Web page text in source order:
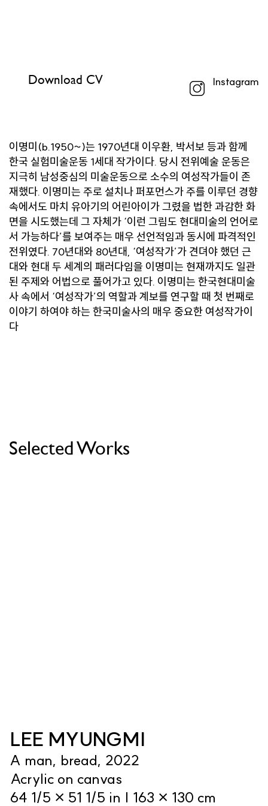
이명미(b.1950~)는 1970년대 이우환, 박서보 등과 함께
한국 실험미술운동 1세대 작가이다. 당시 전위예술 운동은
지극히 남성중심의 미술운동으로 소수의 여성작가들이 존
재했다. 이명미는 주로 설치나 퍼포먼스가 주를 이루던 경향
속에서도 마치 유아기의 어린아이가 그렸을 법한 과감한 화
면을 시도했는데 그 자체가 ‘이런 그림도 현대미술의 언어로
서 가능하다’를 보여주는 매우 선언적임과 동시에 파격적인
전위였다. 70년대와 80년대, ‘여성작가’가 견뎌야 했던 근
대와 현대 두 세계의 패러다임을 이명미는 현재까지도 일관
된 주제와 어법으로 풀어가고 있다. 이명미는 한국현대미술
사 속에서 ‘여성작가’의 역할과 계보를 연구할 때 첫 번째로
이야기 하여야 하는 한국미술사의 매우 중요한 여성작가이
다
Download CV Instagram
LEE MYUNGMI
A man, bread, 2022
Acrylic on canvas
64 1/5 × 51 1/5 in | 163 × 130 cm
Selected Works